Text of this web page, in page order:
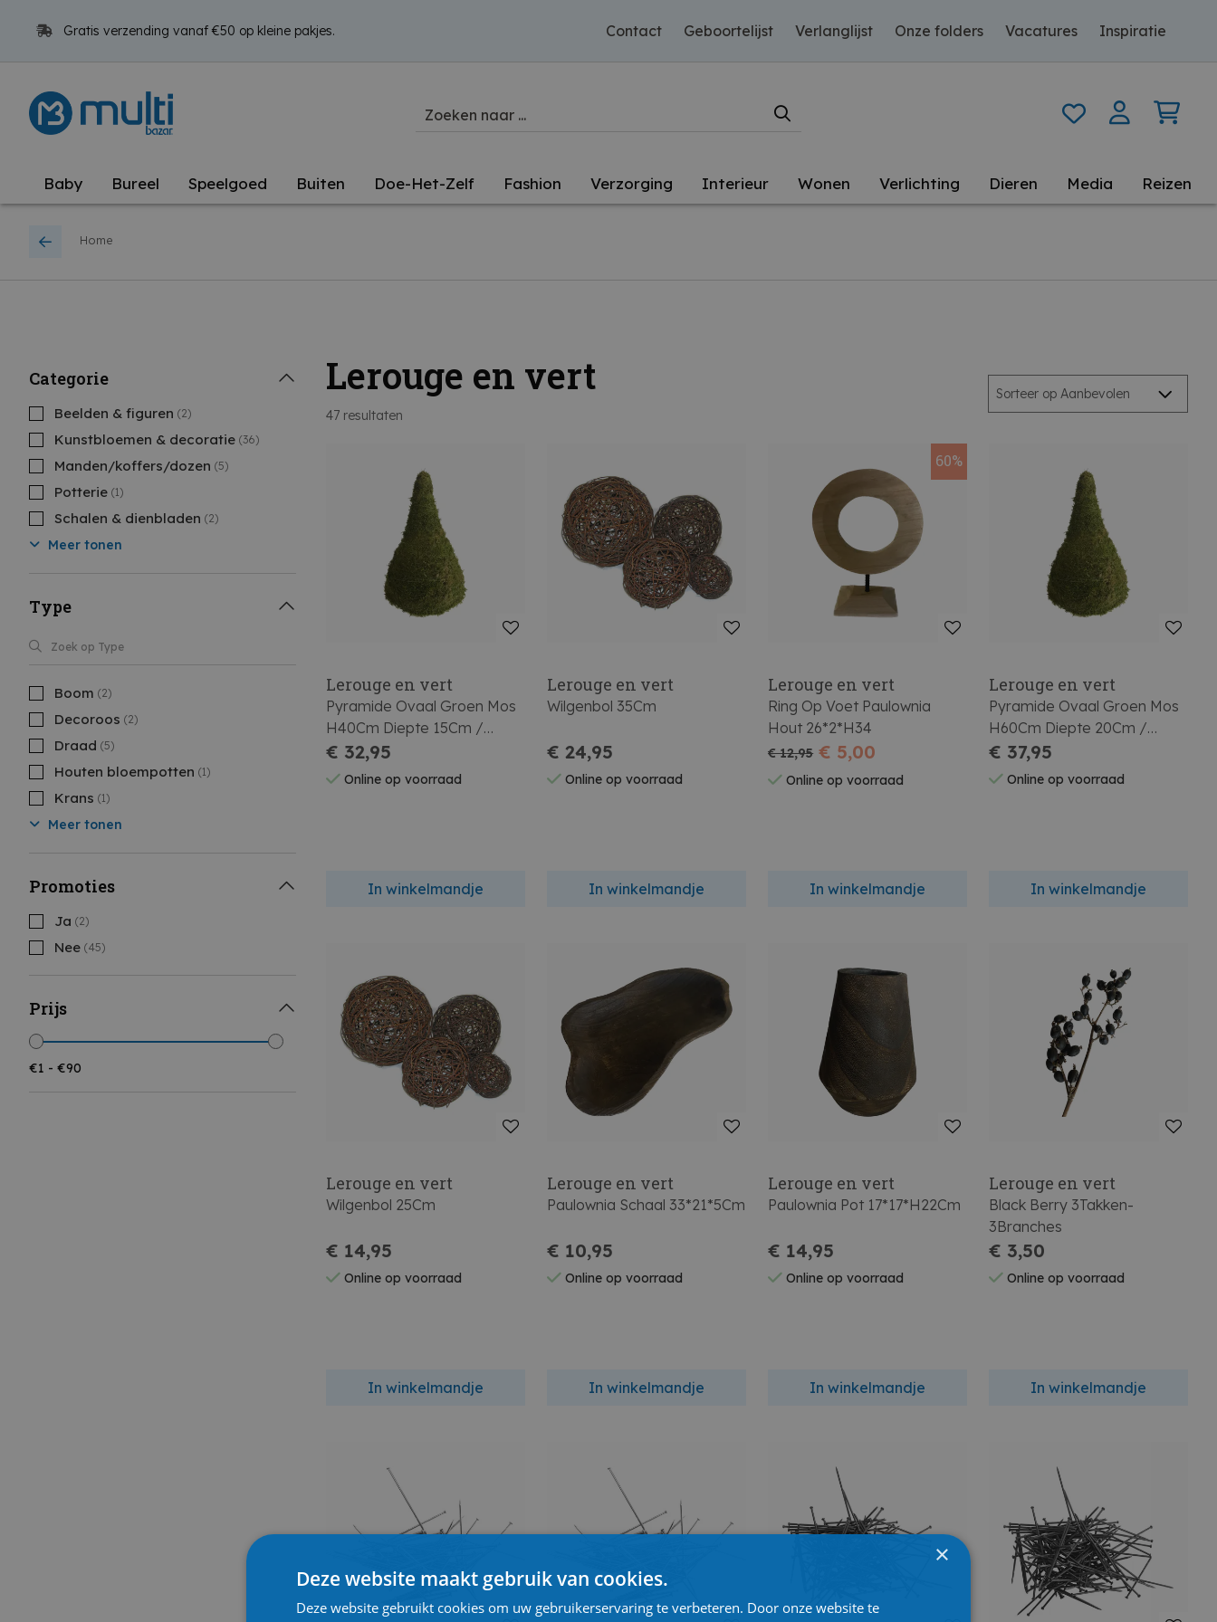
Gratis verzending vanaf €50 op kleine pakjes. Contact Geboortelijst Verlanglijst Onze folders Vacatures Inspiratie
Baby Bureel Speelgoed Buiten Doe-Het-Zelf Fashion Verzorging Interieur Wonen Verlichting Dieren Media Reizen
Home
Categorie
Beelden & figuren (2)
Kunstbloemen & decoratie (36)
Manden/koffers/dozen (5)
Potterie (1)
Schalen & dienbladen (2)
Meer tonen
Type
Boom (2)
Decoroos (2)
Draad (5)
Houten bloempotten (1)
Krans (1)
Meer tonen
Promoties
Ja (2)
Nee (45)
Prijs
Lerouge en vert
47 resultaten
Lerouge en vert
Pyramide Ovaal Groen Mos
H40Cm Diepte 15Cm /
Breedte 25Cm
€ 32,95
Online op voorraad
In winkelmandje
Lerouge en vert
Wilgenbol 35Cm
€ 24,95
Online op voorraad
In winkelmandje
60%
Lerouge en vert
Ring Op Voet Paulownia
Hout 26*2*H34
€ 12,95 € 5,00
Online op voorraad
In winkelmandje
Lerouge en vert
Pyramide Ovaal Groen Mos
H60Cm Diepte 20Cm /
Breedte 30Cm
€ 37,95
Online op voorraad
In winkelmandje
Lerouge en vert
Wilgenbol 25Cm
€ 14,95
Online op voorraad
In winkelmandje
Lerouge en vert
Paulownia Schaal 33*21*5Cm
€ 10,95
Online op voorraad
In winkelmandje
Lerouge en vert
Paulownia Pot 17*17*H22Cm
€ 14,95
Online op voorraad
In winkelmandje
Lerouge en vert
Black Berry 3Takken-
3Branches
€ 3,50
Online op voorraad
In winkelmandje
×
Deze website maakt gebruik van cookies.
Deze website gebruikt cookies om uw gebruikerservaring te verbeteren. Door onze website te